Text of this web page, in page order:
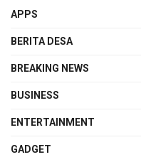
APPS
BERITA DESA
BREAKING NEWS
BUSINESS
ENTERTAINMENT
GADGET